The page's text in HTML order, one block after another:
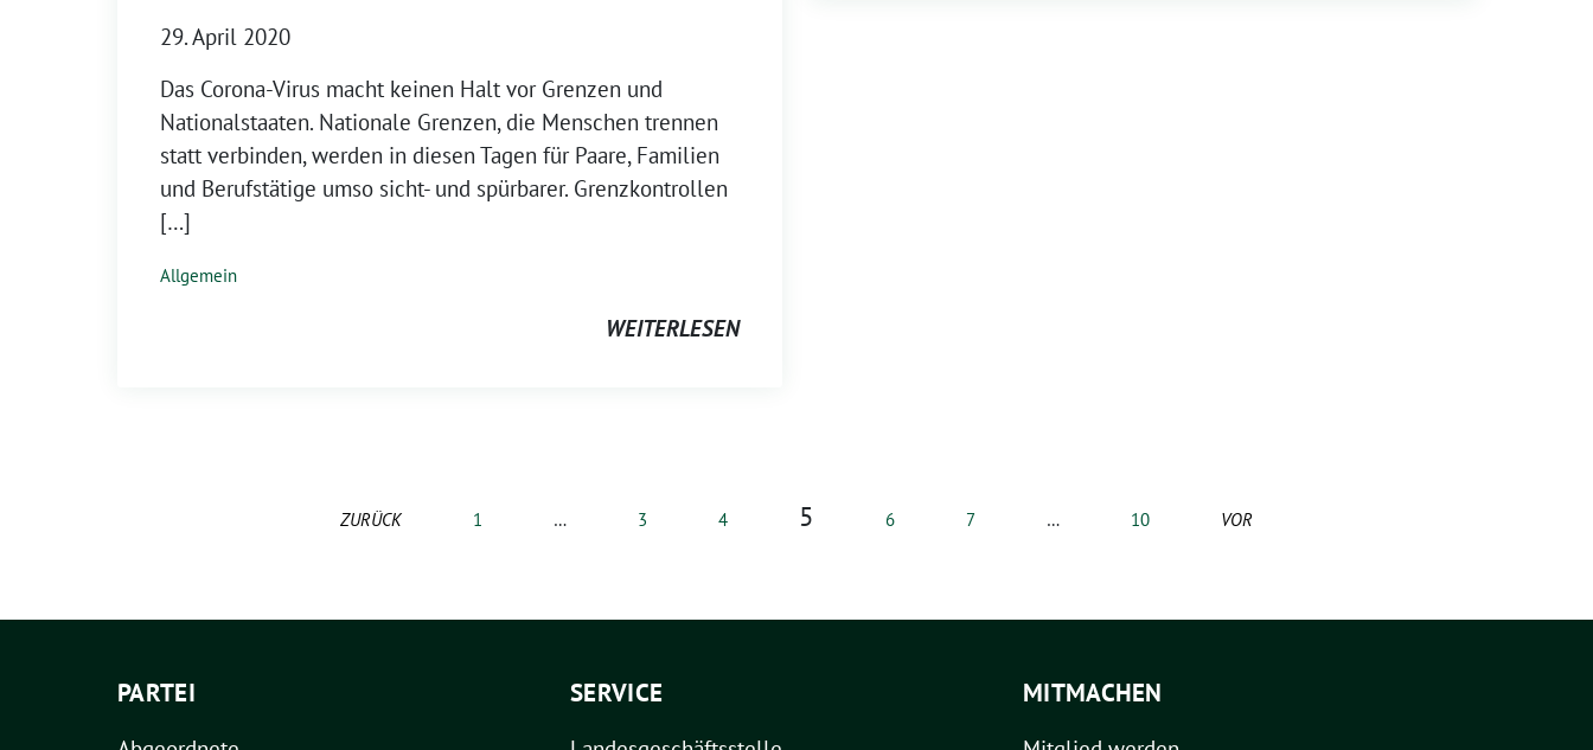
29. April 2020
Das Corona-Virus macht keinen Halt vor Grenzen und
Nationalstaaten. Nationale Grenzen, die Menschen trennen
statt verbinden, werden in diesen Tagen für Paare, Familien
und Berufstätige umso sicht- und spürbarer. Grenzkontrollen
[…]
Allgemein
WEITERLESEN
ZURÜCK 1 … 3 4 5 6 7 … 10 VOR
PARTEI SERVICE MITMACHEN